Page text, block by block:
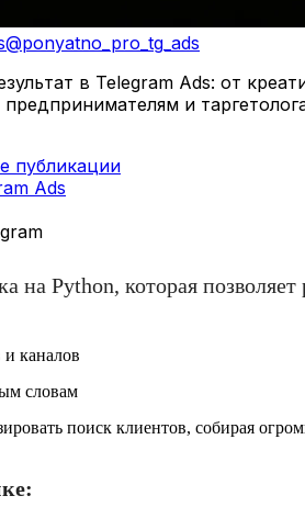
@ponyatno_pro_tg_ads
в Telegram Ads: от
и
публикации
Ads
на Python, которая
и каналов
словам
поиск клиентов, собирая